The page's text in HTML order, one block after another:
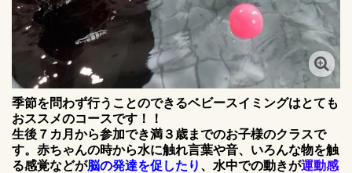
季節を問わず行うことのできるベビースイミングはとても
おススメのコースです！！
生後７カ月から参加でき満３歳までのお子様のクラスで
す。赤ちゃんの時から水に触れ言葉や音、いろんな物を触
る感覚などが脳の発達を促したり 、水中での動きが運動感